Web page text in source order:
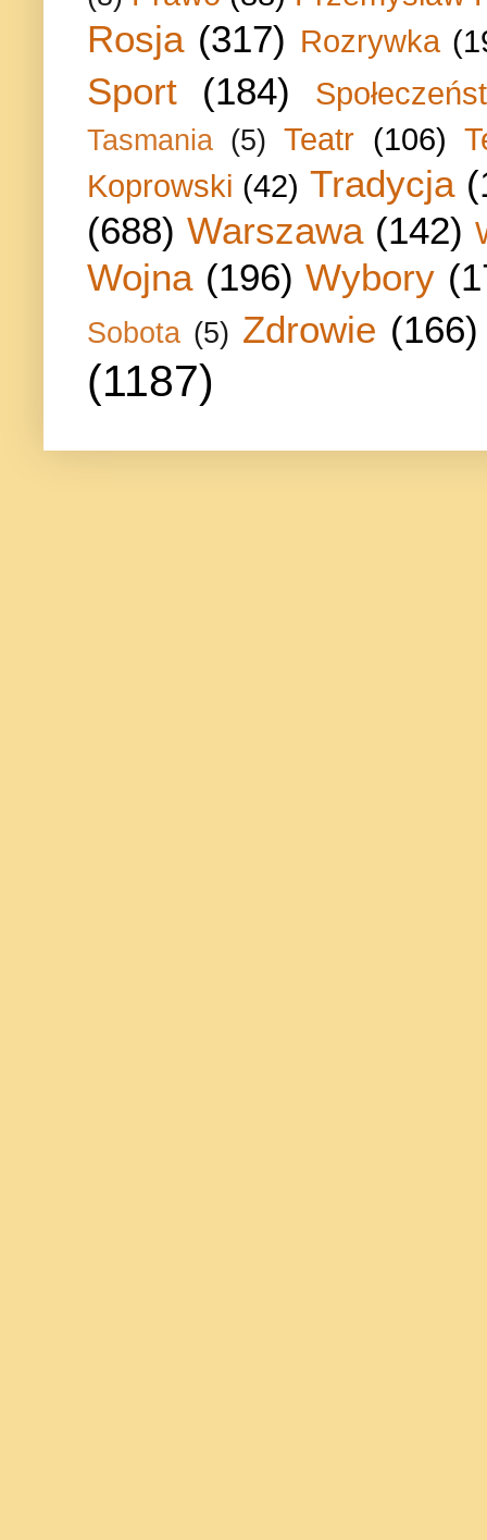
Rosja (317) Rozrywka
Sport (184)
Tasmania (5) Teatr (106)
Koprowski (42) Tradycja
(688) Warszawa (142)
Wojna (196) Wybory
Sobota (5) Zdrowie (166)
(1187)